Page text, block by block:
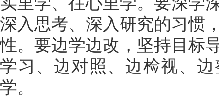
深入思考、深入研究的习惯
性。要边学边改，坚持目标
学习、边对照、边检视、
学。